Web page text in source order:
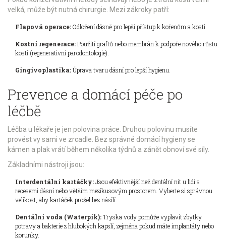
velká, může být nutná chirurgie. Mezi zákroky patří:
Flapová operace:Odložení dásně pro lepší přístup k kořenům a kosti.
Kostní regenerace:Použití graftů nebo membrán k podpoře nového růstu
kosti (regenerativní parodontologie).
Gingivoplastika:Úprava tvaru dásní pro lepší hygienu.
Prevence a domácí péče po
léčbě
Léčba u lékaře je jen polovina práce. Druhou polovinu musíte
provést vy sami ve zrcadle. Bez správné domácí hygieny se
kámen a plak vrátí během několika týdnů a zánět obnoví své síly.
Základními nástroji jsou:
Interdentální kartáčky:Jsou efektivnější než dentální nit u lidí s
recesemi dásní nebo větším mezikusovým prostorem. Vyberte si správnou
velikost, aby kartáček prošel bez násilí.
Dentální voda (Waterpik):Tryska vody pomůže vyplavit zbytky
potravy a bakterie z hlubokých kapslí, zejména pokud máte implantáty nebo
korunky.